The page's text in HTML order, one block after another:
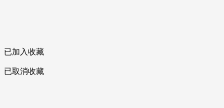
已加入收藏
已取消收藏